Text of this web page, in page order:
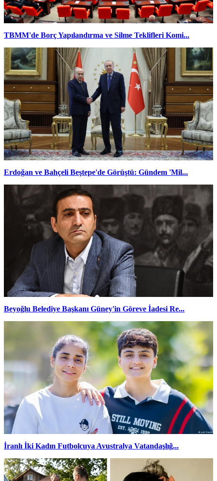
TBMM'de Borç Yapılandırma ve Silme Teklifleri Komi...
Erdoğan ve Bahçeli Beştepe'de Görüştü: Gündem 'Mil...
Beyoğlu Belediye Başkanı Güney'in Göreve İadesi Re...
İranlı İki Kadın Futbolcuya Avustralya Vatandaşlığ...